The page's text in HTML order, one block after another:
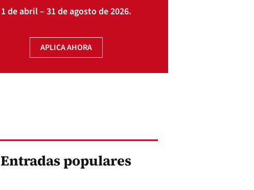
1 de abril – 31 de agosto de 2026.
APLICA AHORA
Entradas populares